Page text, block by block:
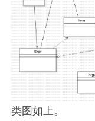
类图如上。